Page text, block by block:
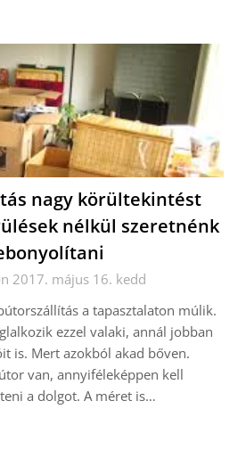
nagy körültekintést
nélkül szeretnénk
2017. május 16. kedd
a tapasztalaton múlik.
ezzel valaki, annál jobban
is. Mert azokból akad bőven.
van, annyiféleképpen kell
a dolgot. A méret is…